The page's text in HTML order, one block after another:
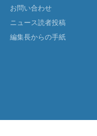
お問い合わせ
ニュース読者投稿
編集長からの手紙